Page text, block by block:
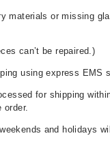
materials or missing
can’t be repaired.)
using express EMS
for shipping
and holidays